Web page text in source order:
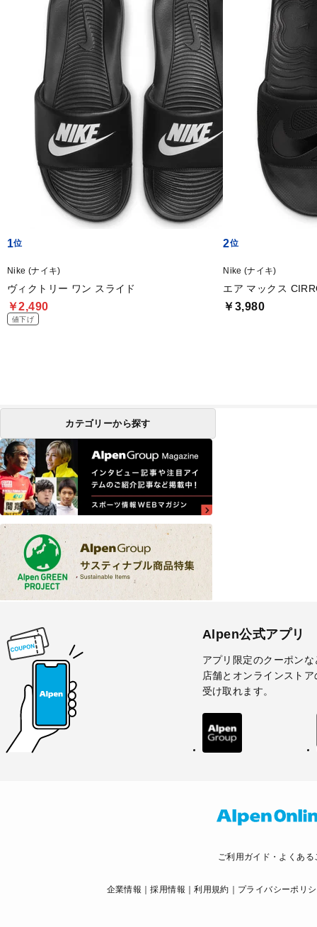
1
Nike (ナイキ)
ヴィクトリー ワン スライド
￥2,490
値下げ
2
Nike (ナイキ)
エア マックス
￥3,980
カテゴリーから探す
Alpen公式アプリ
アプリ限定のクーポンな
店舗とオンラインスト
受け取れます。
ご利用ガイド・よくある
企業情報 採用情報 利用規約 プライバシーポリ